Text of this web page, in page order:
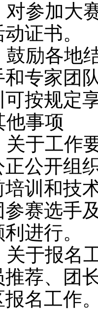
加大赛
证书。
各地结
和专家团
按规定
事项
工作要
公开组
培训和技
赛选手
进行。
报名工
荐、团
名工作